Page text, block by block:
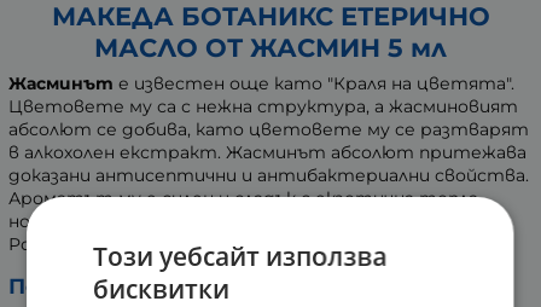
МАКЕДА БОТАНИКС ЕТЕРИЧНО
МАСЛО ОТ ЖАСМИН 5 мл
Жасминът е известен още като "Краля на цветята".
Цветовете му са с нежна структура, а жасминовият
абсолют се добива, като цветовете му се разтварят
в алкохолен екстракт. Жасминът абсолют притежава
доказани антисептични и антибактериални свойства.
Ароматът му е силен и сладък с екзотична топла
нотка. Той се комбинира добре със Сандалово дърво,
Роза, Нероли и Бергамот.
Полезни действия:
Този уебсайт използва
бисквитки